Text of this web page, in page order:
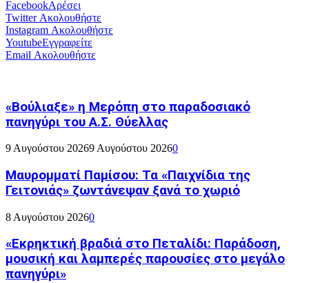
FacebookΑρέσει
TwitterΑκολουθήστε
Instagram Ακολουθήστε
YoutubeΕγγραφείτε
Email Ακολουθήστε
«Βούλιαξε» η Μερόπη στο παραδοσιακό
πανηγύρι του Α.Σ. Θύελλας
9 Αυγούστου 20269 Αυγούστου 20260
Μαυρομματί Παμίσου: Τα «Παιχνίδια της
Γειτονιάς» ζωντάνεψαν ξανά το χωριό
8 Αυγούστου 20260
«Εκρηκτική βραδιά στο Πεταλίδι: Παράδοση,
μουσική και λαμπερές παρουσίες στο μεγάλο
πανηγύρι»